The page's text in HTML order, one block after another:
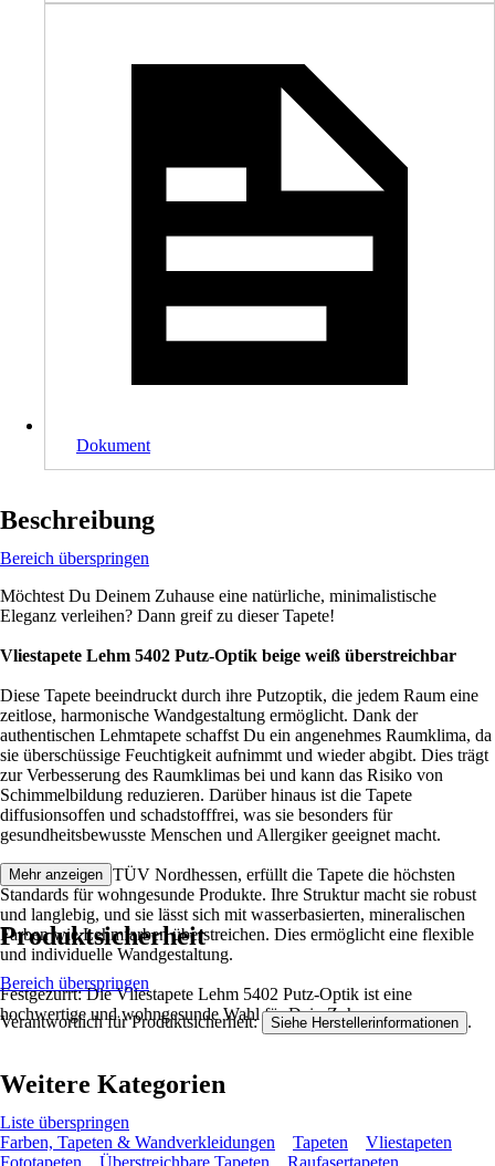
Dokument
Beschreibung
Bereich überspringen
Möchtest Du Deinem Zuhause eine natürliche, minimalistische
Eleganz verleihen? Dann greif zu dieser Tapete!
Vliestapete Lehm 5402 Putz-Optik beige weiß überstreichbar
Diese Tapete beeindruckt durch ihre Putzoptik, die jedem Raum eine
zeitlose, harmonische Wandgestaltung ermöglicht. Dank der
authentischen Lehmtapete schaffst Du ein angenehmes Raumklima, da
sie überschüssige Feuchtigkeit aufnimmt und wieder abgibt. Dies trägt
zur Verbesserung des Raumklimas bei und kann das Risiko von
Schimmelbildung reduzieren. Darüber hinaus ist die Tapete
diffusionsoffen und schadstofffrei, was sie besonders für
gesundheitsbewusste Menschen und Allergiker geeignet macht.
Zertifiziert vom TÜV Nordhessen, erfüllt die Tapete die höchsten
Standards für wohngesunde Produkte. Ihre Struktur macht sie robust
und langlebig, und sie lässt sich mit wasserbasierten, mineralischen
Farben wie Lehmfarben überstreichen. Dies ermöglicht eine flexible
und individuelle Wandgestaltung.
Festgezurrt: Die Vliestapete Lehm 5402 Putz-Optik ist eine
hochwertige und wohngesunde Wahl für Dein Zuhause.
Mehr anzeigen
Produktsicherheit
Bereich überspringen
Verantwortlich für Produktsicherheit: Siehe Herstellerinformationen .
Weitere Kategorien
Liste überspringen
Farben, Tapeten & Wandverkleidungen
Tapeten
Vliestapeten
Fototapeten
Überstreichbare Tapeten Raufasertapeten